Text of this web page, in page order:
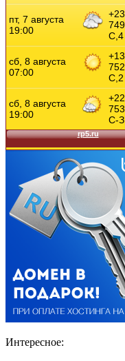
Интересное: